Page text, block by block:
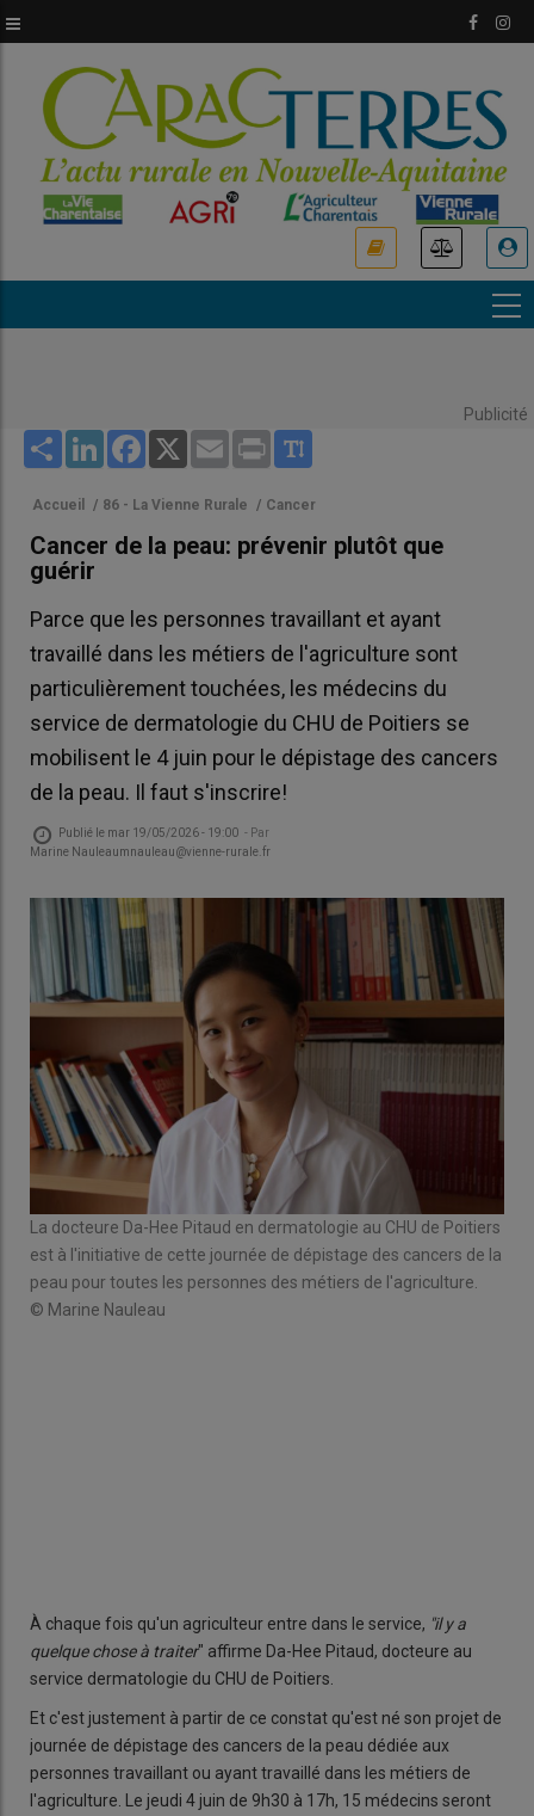
au
principal
Publicité
Share LinkedInFacebook
X Email Print
Accueil / 86 - La Vienne Rurale / Cancer
Cancer de la peau: prévenir plutôt que
guérir
Parce que les personnes travaillant et ayant
travaillé dans les métiers de l'agriculture sont
particulièrement touchées, les médecins du
service de dermatologie du CHU de Poitiers se
mobilisent le 4 juin pour le dépistage des cancers
de la peau. Il faut s'inscrire!
Publié le mar 19/05/2026 - 19:00 - Par
Marine Nauleaumnauleau@vienne-rurale.fr
La docteure Da-Hee Pitaud en dermatologie au CHU de Poitiers
est à l'initiative de cette journée de dépistage des cancers de la
peau pour toutes les personnes des métiers de l'agriculture.
© Marine Nauleau
À chaque fois qu'un agriculteur entre dans le service, "il y a
quelque chose à traiter" affirme Da-Hee Pitaud, docteure au
service dermatologie du CHU de Poitiers.
Et c'est justement à partir de ce constat qu'est né son projet de
journée de dépistage des cancers de la peau dédiée aux
personnes travaillant ou ayant travaillé dans les métiers de
l'agriculture. Le jeudi 4 juin de 9h30 à 17h, 15 médecins seront